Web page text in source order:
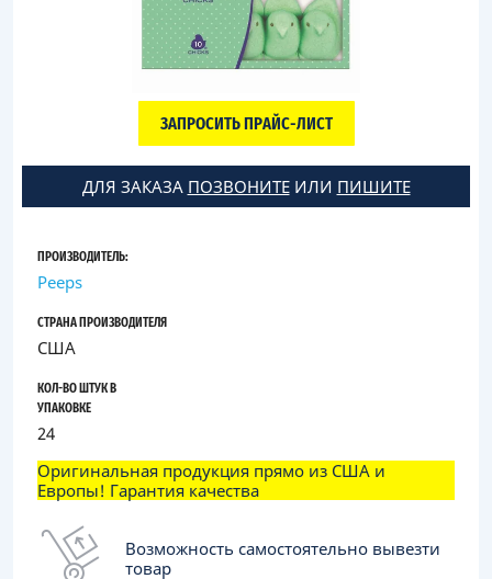
ЗАПРОСИТЬ ПРАЙС-ЛИСТ
ДЛЯ ЗАКАЗА ПОЗВОНИТЕИЛИ ПИШИТЕ
ПРОИЗВОДИТЕЛЬ:
Peeps
СТРАНА ПРОИЗВОДИТЕЛЯ
США
КОЛ-ВО ШТУК В
УПАКОВКЕ
24
Оригинальная продукция прямо из США и
Европы! Гарантия качества
Возможность самостоятельно вывезти
товар